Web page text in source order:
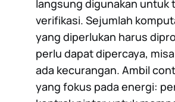
langsung digunakan untuk
verifikasi. Sejumlah
yang diperlukan harus
perlu dapat dipercaya,
ada kecurangan. Ambil
yang fokus pada energi: